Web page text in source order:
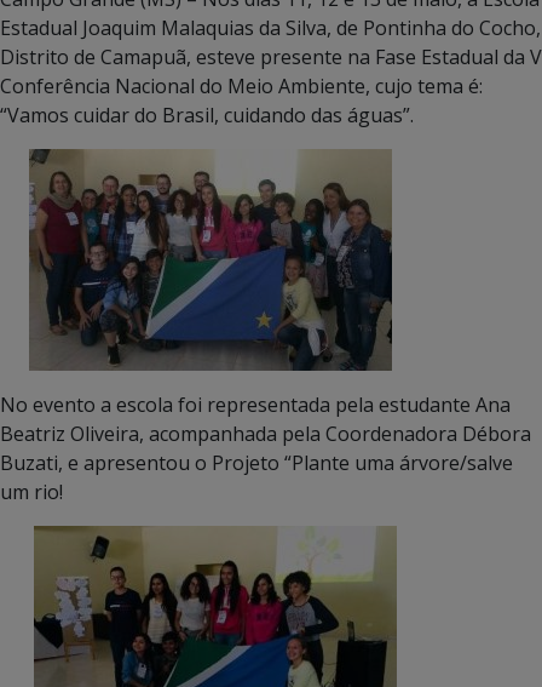
Estadual Joaquim Malaquias da Silva, de Pontinha do Cocho,
Distrito de Camapuã, esteve presente na Fase Estadual da V
Conferência Nacional do Meio Ambiente, cujo tema é:
“Vamos cuidar do Brasil, cuidando das águas”.
No evento a escola foi representada pela estudante Ana
Beatriz Oliveira, acompanhada pela Coordenadora Débora
Buzati, e apresentou o Projeto “Plante uma árvore/salve
um rio!